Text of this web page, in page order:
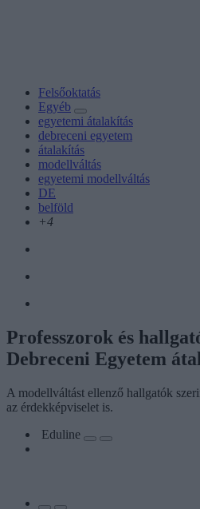
Felsőoktatás
Egyéb
egyetemi átalakítás
debreceni egyetem
átalakítás
modellváltás
egyetemi modellváltás
DE
belföld
+4
Professzorok és
Debreceni Egyetem
A modellváltást ellenző hallgatók
az érdekképviselet is.
Eduline